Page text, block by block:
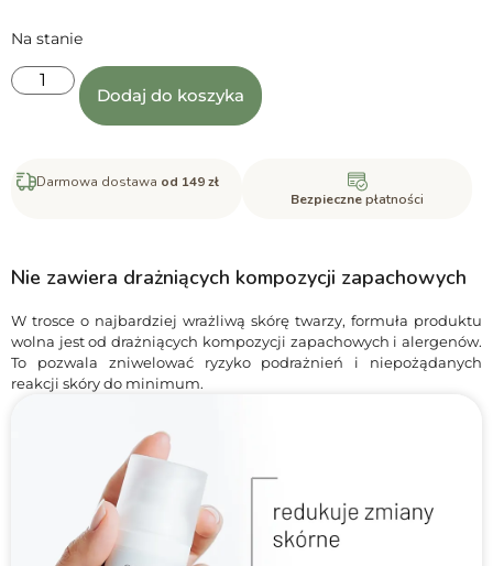
Na stanie
Dodaj do koszyka
Darmowa dostawa od 149 zł
Bezpiecznepłatności
Nie zawiera drażniących kompozycji zapachowych
W trosce o najbardziej wrażliwą skórę twarzy, formuła produktu
wolna jest od drażniących kompozycji zapachowych i alergenów.
To pozwala zniwelować ryzyko podrażnień i niepożądanych
reakcji skóry do minimum.